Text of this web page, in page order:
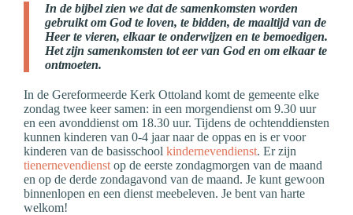
In de bijbel zien we dat de samenkomsten worden
gebruikt om God te loven, te bidden, de maaltijd van de
Heer te vieren, elkaar te onderwijzen en te bemoedigen.
Het zijn samenkomsten tot eer van God en om elkaar te
ontmoeten.
In de Gereformeerde Kerk Ottoland komt de gemeente elke
zondag twee keer samen: in een morgendienst om 9.30 uur
en een avonddienst om 18.30 uur. Tijdens de ochtenddiensten
kunnen kinderen van 0-4 jaar naar de oppas en is er voor
kinderen van de basisschool kindernevendienst. Er zijn
tienernevendienst op de eerste zondagmorgen van de maand
en op de derde zondagavond van de maand. Je kunt gewoon
binnenlopen en een dienst meebeleven. Je bent van harte
welkom!